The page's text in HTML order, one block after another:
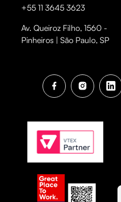
+55 11 3645 3623
Av. Queiroz Filho, 1560 -
Pinheiros | São Paulo, SP